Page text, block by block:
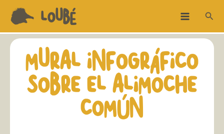
contenido
LOUBÉ
MURAL INFOGRÁFICO
SOBRE EL ALIMOCHE
COMÚN